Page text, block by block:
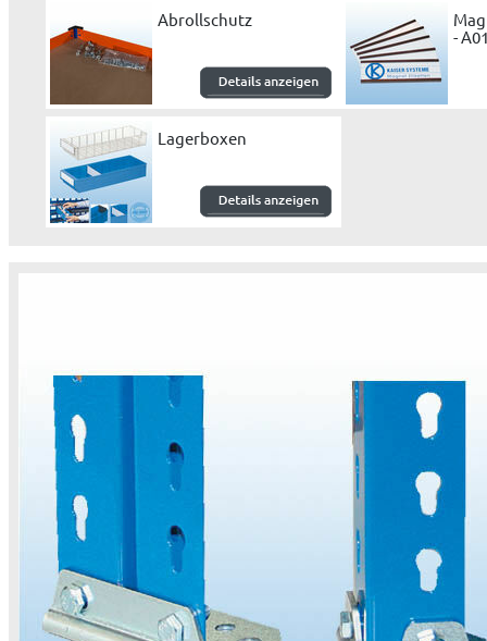
Abrollschutz
-
Lagerboxen